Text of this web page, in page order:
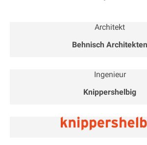
Architekt
Behnisch Architekten
Ingenieur
Knippershelbig